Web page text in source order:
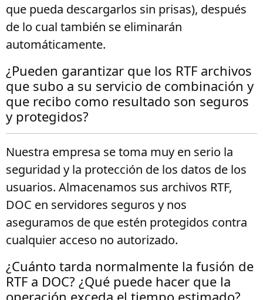
que pueda descargarlos sin prisas), después
de lo cual también se eliminarán
automáticamente.
¿Pueden garantizar que los RTF archivos
que subo a su servicio de combinación y
que recibo como resultado son seguros
y protegidos?
Nuestra empresa se toma muy en serio la
seguridad y la protección de los datos de los
usuarios. Almacenamos sus archivos RTF,
DOC en servidores seguros y nos
aseguramos de que estén protegidos contra
cualquier acceso no autorizado.
¿Cuánto tarda normalmente la fusión de
RTF a DOC? ¿Qué puede hacer que la
operación exceda el tiempo estimado?